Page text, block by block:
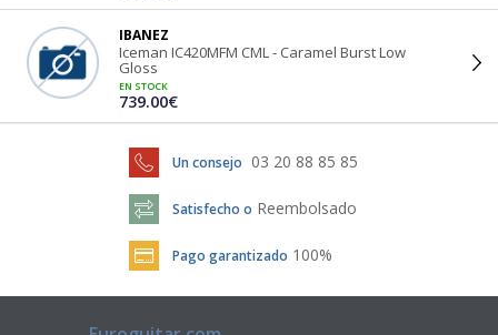
IBANEZ
Iceman IC420MFM CML - Caramel Burst Low
Gloss
EN STOCK
739.00€
Un consejo 03 20 88 85 85
Satisfecho o Reembolsado
Pago garantizado 100%